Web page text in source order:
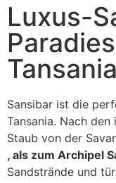
Luxus-
Sansibar ist die
Tansania. Nach
Staub von der
, als zum Archipel
Sandstrände und